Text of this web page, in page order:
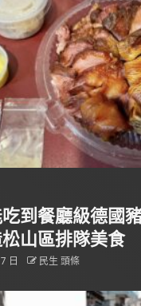
到餐廳級德國
山區排隊美食
日 民生 頭條